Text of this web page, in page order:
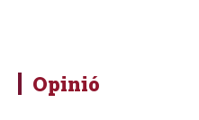
Opinió